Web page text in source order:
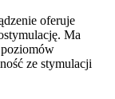
oferuje
Ma
ze stymulacji